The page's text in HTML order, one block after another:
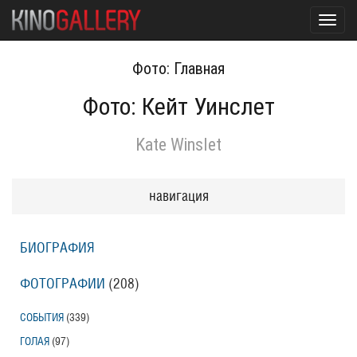
Фото: Главная
Фото: Кейт Уинслет
Kate Winslet
навигация
БИОГРАФИЯ
ФОТОГРАФИИ (208)
СОБЫТИЯ (339)
ГОЛАЯ (97)